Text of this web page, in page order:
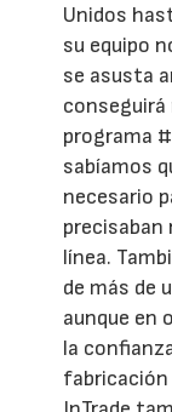
Unidos
su equipo
se asusta
conseguirá
programa
sabíamos
necesario
precisaban
línea.
de más de
aunque en
la
fabricación